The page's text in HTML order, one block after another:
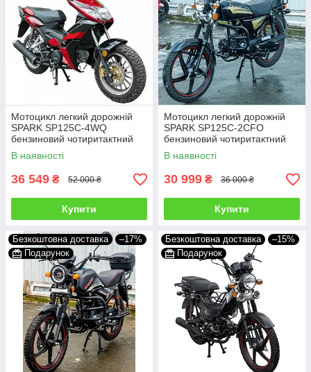
Мотоцикл легкий дорожній
SPARK SP125C-4WQ
бензиновий чотиритактний
двомісний 125 кубів 85 км/год
В наявності
36 549 ₴ 52 000 ₴
Купити
Мотоцикл легкий дорожній
SPARK SP125C-2CFO
бензиновий чотиритактний
двомісний 125 кубів 85 км/год
В наявності
30 999 ₴ 36 000 ₴
Купити
Безкоштовна доставка
–17%
Подарунок
Безкоштовна доставка
–15%
Подарунок